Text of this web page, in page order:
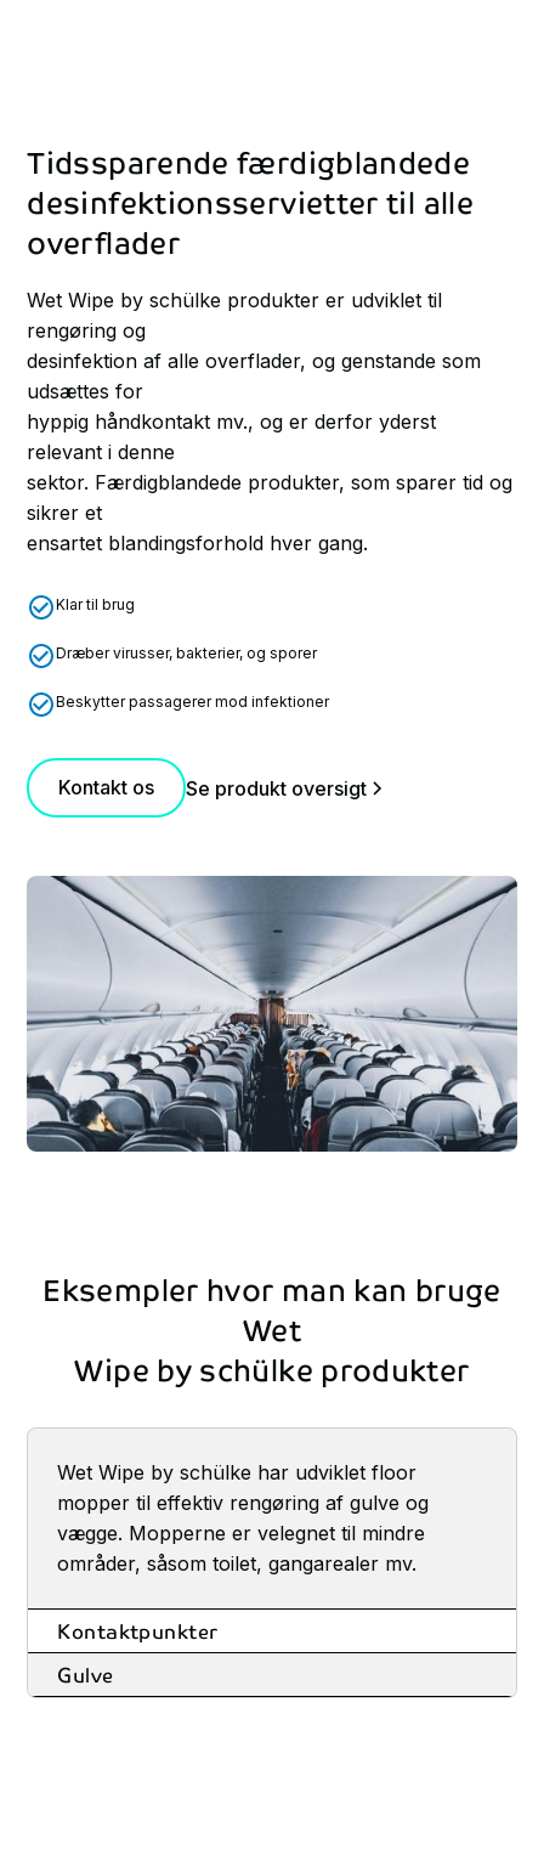
Tidssparendefærdigblandede
desinfektionsserviettertil alle
overflader
Wet Wipe by schülke produkter er udviklet til
rengøring og
desinfektion af alle overflader, og genstande som
udsættes for
hyppig håndkontakt mv., og er derfor yderst
relevant i denne
sektor. Færdigblandede produkter, som sparer tid og
sikrer et
ensartet blandingsforhold hver gang.
Klar til brug
Dræber virusser, bakterier, og sporer
Beskytter passagerer mod infektioner
Kontakt os Se produkt oversigt
Eksempler hvor man kan bruge
Wet
Wipe byschülke produkter
Kontaktpunkter
Gulve
Wet Wipe by schülke har udviklet floor
mopper til effektiv rengøring af gulve og
vægge. Mopperne er velegnet til mindre
områder, såsom toilet, gangarealer mv.